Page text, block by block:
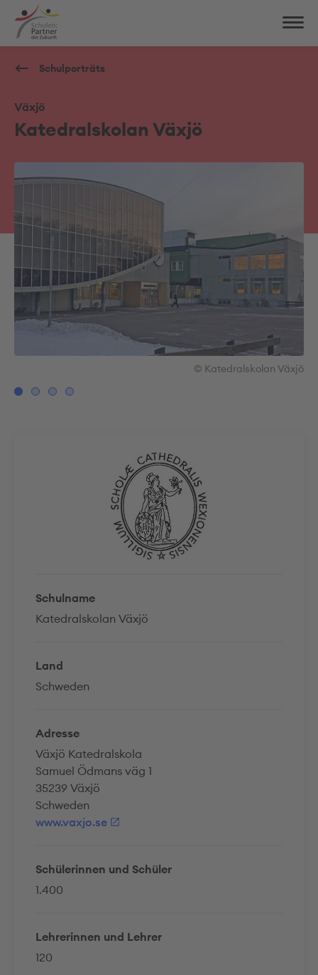
Schulporträts
Växjö
Katedralskolan Växjö
Schulname
Katedralskolan Växjö
Land
Schweden
Adresse
Växjö Katedralskola
Samuel Ödmans väg 1
35239 Växjö
Schweden
www.vaxjo.se
Schülerinnen und Schüler
1.400
Lehrerinnen und Lehrer
120
© Katedralskolan Växjö